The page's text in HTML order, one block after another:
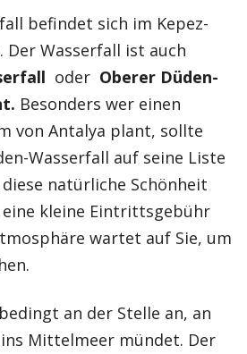
befindet sich im Kepez-
Der Wasserfall ist auch
oder Oberer Düden-
Besonders wer einen
von Antalya plant, sollte
Wasserfall auf seine Liste
natürliche Schönheit
eine kleine Eintrittsgebühr
wartet auf Sie, um
an der Stelle an, an
Mittelmeer mündet. Der